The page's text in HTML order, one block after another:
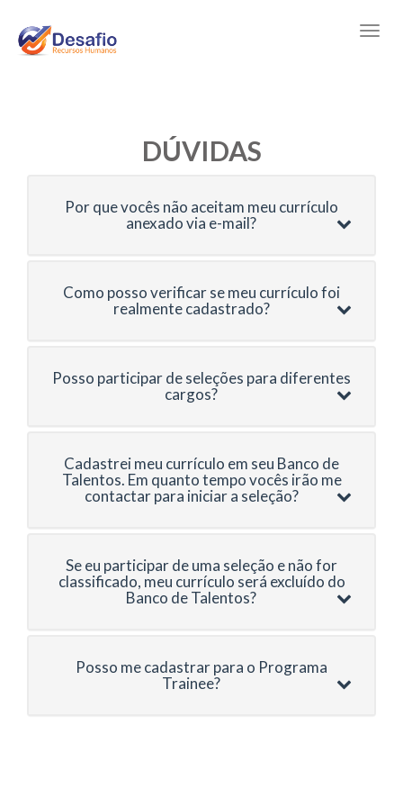
DÚVIDAS
Por que vocês não aceitam meu currículo
anexado via e-mail?
Como posso verificar se meu currículo foi
realmente cadastrado?
Posso participar de seleções para diferentes
cargos?
Cadastrei meu currículo em seu Banco de
Talentos. Em quanto tempo vocês irão me
contactar para iniciar a seleção?
Se eu participar de uma seleção e não for
classificado, meu currículo será excluído do
Banco de Talentos?
Posso me cadastrar para o Programa
Trainee?